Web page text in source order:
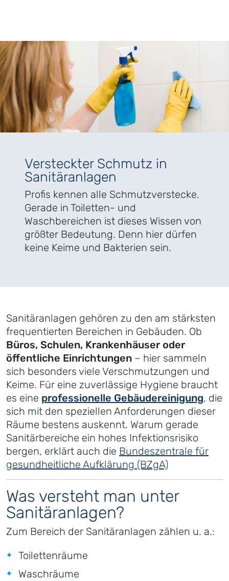
Versteckter Schmutz in
Sanitäranlagen
Profis kennen alle Schmutzverstecke.
Gerade in Toiletten- und
Waschbereichen ist dieses Wissen von
größter Bedeutung. Denn hier dürfen
keine Keime und Bakterien sein.
Sanitäranlagen gehören zu den am stärksten
frequentierten Bereichen in Gebäuden. Ob
Büros, Schulen, Krankenhäuser oder
öffentliche Einrichtungen – hier sammeln
sich besonders viele Verschmutzungen und
Keime. Für eine zuverlässige Hygiene braucht
es eine professionelle Gebäudereinigung, die
sich mit den speziellen Anforderungen dieser
Räume bestens auskennt. Warum gerade
Sanitärbereiche ein hohes Infektionsrisiko
bergen, erklärt auch die Bundeszentrale für
gesundheitliche Aufklärung (BZgA)
Was versteht man unter
Sanitäranlagen?
Zum Bereich der Sanitäranlagen zählen u. a.:
Toilettenräume
Waschräume